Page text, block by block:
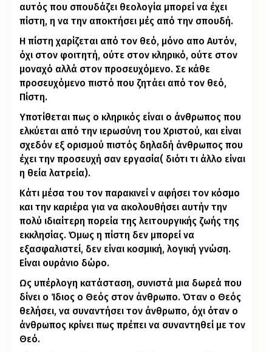
αυτός που σπουδάζει θεολογία μπορεί να έχει
πίστη, η να την αποκτήσει μές από την σπουδή.
Η πίστη χαρίζεται από τον θεό, μόνο απο Αυτόν,
όχι στον φοιτητή, ούτε στον κληρικό, ούτε στον
μοναχό αλλά στον προσευχόμενο. Σε κάθε
προσευχόμενο πιστό που ζητάει από τον θεό,
Πίστη.
Υποτίθεται πως ο κληρικός είναι ο άνθρωπος που
ελκύεται από την ιερωσύνη του Χριστού, και είναι
σχεδόν εξ ορισμού πιστός δηλαδή άνθρωπος που
έχει την προσευχή σαν εργασία( διότι τι άλλο είναι
η θεία λατρεία).
Κάτι μέσα του τον παρακινεί ν αφήσει τον κόσμο
και την καριέρα για να ακολουθήσει αυτήν την
πολύ ιδιαίτερη πορεία της λειτουργικής ζωής της
εκκλησίας. Όμως η πίστη δεν μπορεί να
εξασφαλιστεί, δεν είναι κοσμική, λογική γνώση.
Είναι ουράνιο δώρο.
Ως υπέρλογη κατάσταση, συνιστά μια δωρεά που
δίνει ο Ίδιος ο Θεός στον άνθρωπο. Όταν ο Θεός
θελήσει, να συναντήσει τον άνθρωπο, όχι όταν ο
άνθρωπος κρίνει πως πρέπει να συναντηθεί με τον
Θεό.